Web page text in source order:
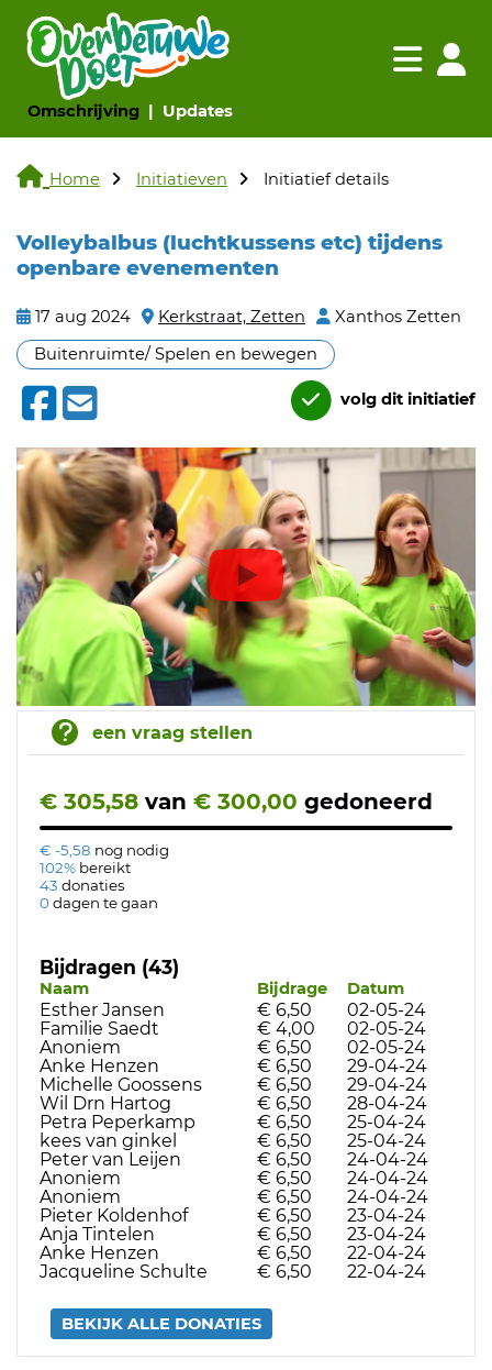
Omschrijving(huidige pagina)
Updates(huidige pagina)
Navigatie
Home Initiatieven Initiatief details
Volleybalbus (luchtkussens etc) tijdens
openbare evenementen
17 aug 2024 Kerkstraat, Zetten
Xanthos Zetten
Buitenruimte/ Spelen en bewegen
volg dit initiatief
een vraag stellen
€ 305,58 van € 300,00 gedoneerd
€ -5,58 nog nodig
102% bereikt
43 donaties
0dagen te gaan
Bijdragen (43)
Naam Bijdrage Datum
Esther Jansen € 6,50
02-05-24
Familie Saedt
€ 4,00
02-05-24
Anoniem
€ 6,50
02-05-24
Anke Henzen
€ 6,50
29-04-24
Michelle Goossens
€ 6,50
29-04-24
Wil Drn Hartog
€ 6,50
28-04-24
Petra Peperkamp
€ 6,50
25-04-24
kees van ginkel
€ 6,50
25-04-24
Peter van Leijen
€ 6,50
24-04-24
Anoniem
€ 6,50
24-04-24
Anoniem
€ 6,50
24-04-24
Pieter Koldenhof
€ 6,50
23-04-24
Anja Tintelen
€ 6,50
23-04-24
Anke Henzen
€ 6,50
22-04-24
Jacqueline Schulte
€ 6,50 22-04-24
BEKIJK ALLE DONATIES